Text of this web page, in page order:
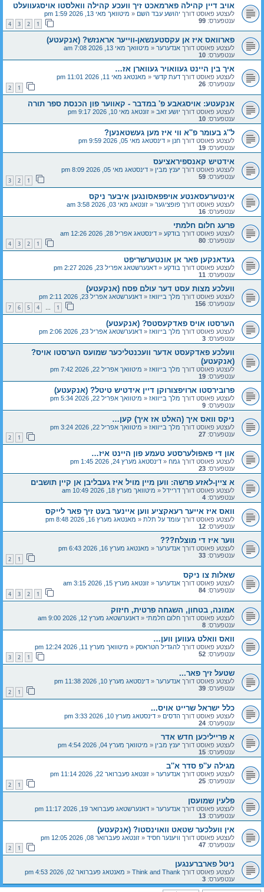
אויב דיין קהילה פארמאכט זיך וועכע קהילה וואלסטו אויסגעוועלט
לעצטע פאוסט דורך יהושע עבד השם « מיטוואך מאי 13, 2026 1:59 pm
ענטפערס: 99
1
2
3
4
פארוואס איז אן עקסטענשאן-ווייער אראנזש? (אנקעטע)
לעצטע פאוסט דורך אנדערער « מיטוואך מאי 13, 2026 7:08 am
ענטפערס: 10
איך בין היינט געוואויר געווארן אז…
לעצטע פאוסט דורך דעת קדשי « מאנטאג מאי 11, 2026 11:01 pm
ענטפערס: 26
1
2
אנקעטע: אויסגאבע פ' במדבר - קאווער פון הכנסת ספר תורה
לעצטע פאוסט דורך יושע זאב « זונטאג מאי 10, 2026 9:17 pm
ענטפערס: 10
ל''ג בעומר פ''א ווי איז מען געשטאנען?
לעצטע פאוסט דורך חנן « דינסטאג מאי 05, 2026 9:59 pm
ענטפערס: 19
אידטיש קאנספיראציעס
לעצטע פאוסט דורך יענץ מבין « דינסטאג מאי 05, 2026 8:09 pm
ענטפערס: 59
1
2
3
אינטערעסאנטע אויפפאסונגען איבער ניקס
לעצטע פאוסט דורך פופציגער « זונטאג מאי 03, 2026 3:58 am
ענטפערס: 16
פרעג חלום חלמתי
לעצטע פאוסט דורך בודקע « דינסטאג אפריל 28, 2026 12:26 am
ענטפערס: 80
1
2
3
4
געדאנקען פאר אן אונטערשריפט
לעצטע פאוסט דורך בודקע « דאנערשטאג אפריל 23, 2026 2:27 pm
ענטפערס: 11
וועלכע מצות עסט דער עולם פסח (אנקעטע)
לעצטע פאוסט דורך מלך בייוואז « דאנערשטאג אפריל 23, 2026 2:11 pm
ענטפערס: 156
1
…
4
5
6
7
הערסטו אויס פאדקעסטס? (אנקעטע)
לעצטע פאוסט דורך מלך בייוואז « דאנערשטאג אפריל 23, 2026 2:06 pm
ענטפערס: 3
וועלכע פאדקעסט אדער וועכנטליכער שמועס הערסטו אויס?
(אנקעטע)
לעצטע פאוסט דורך מלך בייוואז « מיטוואך אפריל 22, 2026 7:42 pm
ענטפערס: 19
פרובירסטו ארויפצורוקן דיין אידטיש טיטל? (אנקעטע)
לעצטע פאוסט דורך מלך בייוואז « מיטוואך אפריל 22, 2026 5:34 pm
ענטפערס: 9
ניקס וואס איך (האלט אז איך) קען…
לעצטע פאוסט דורך מלך בייוואז « מיטוואך אפריל 22, 2026 3:24 pm
ענטפערס: 27
1
2
און די פאפולערסטע טעמע פון היינט איז…
לעצטע פאוסט דורך גמח « דינסטאג מערץ 24, 2026 1:45 pm
ענטפערס: 23
א ציין-לאזע פרשה: ווען מיין מויל איז געבליבן אן קיין תושבים
לעצטע פאוסט דורך דריידל « מיטוואך מערץ 18, 2026 10:49 am
ענטפערס: 4
וואס איז אייער רעאקציע ווען איינער בעט זיך פאר לייקס
לעצטע פאוסט דורך עומד על תלת « מאנטאג מערץ 16, 2026 8:48 pm
ענטפערס: 12
ווער איז די מוצלח???
לעצטע פאוסט דורך אנדערער « מאנטאג מערץ 16, 2026 6:43 pm
ענטפערס: 33
1
2
שאלות צו ניקס
לעצטע פאוסט דורך אנדערער « זונטאג מערץ 15, 2026 3:15 am
ענטפערס: 84
1
2
3
4
אמונה, בטחון, השגחה פרטית, חיזוק
לעצטע פאוסט דורך חלום חלמתי « דאנערשטאג מערץ 12, 2026 9:00 am
ענטפערס: 8
וואס וואלט געווען ווען…
לעצטע פאוסט דורך להגדיל הטראסק « מיטוואך מערץ 11, 2026 12:24 pm
ענטפערס: 52
1
2
3
שטעל זיך פאר...
לעצטע פאוסט דורך אנדערער « דינסטאג מערץ 10, 2026 11:38 pm
ענטפערס: 39
1
2
כלל ישראל שרייט אויס...
לעצטע פאוסט דורך הדסים « דינסטאג מערץ 10, 2026 3:33 pm
ענטפערס: 24
א פרייליכען חדש אדר
לעצטע פאוסט דורך יענץ מבין « מיטוואך מערץ 04, 2026 4:54 pm
ענטפערס: 15
מגילה ע''פ סדר א''ב
לעצטע פאוסט דורך אנדערער « זונטאג פעברואר 22, 2026 11:14 pm
ענטפערס: 25
1
2
פלעין שמועסן
לעצטע פאוסט דורך אנדערער « דאנערשטאג פעברואר 19, 2026 11:17 pm
ענטפערס: 13
אין וועלכער שטאט וואוינסטו? (אנקעטע)
לעצטע פאוסט דורך וויענער חסיד « זונטאג פעברואר 08, 2026 12:05 pm
ענטפערס: 47
1
2
ניטל פארברענגען
לעצטע פאוסט דורך Think and Thank
« מאנטאג פעברואר 02, 2026 4:53 pm
ענטפערס: 3